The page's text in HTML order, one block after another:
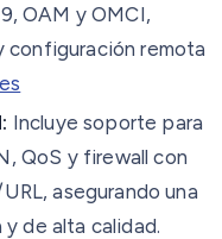
OAM y OMCI,
configuración remota
Incluye soporte para
QoS y firewall con
asegurando una
de alta calidad.